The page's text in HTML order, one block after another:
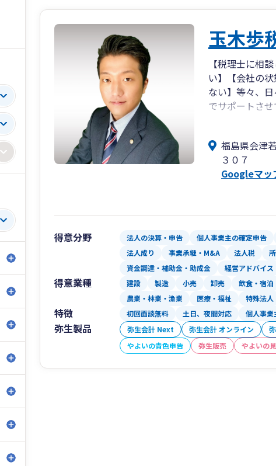
玉木歩
【税理士に相
い】【会社の
ない】等々、
でサポートさ
福島県会津
３０７
Googleマッ
得意分野 法人の決算・申告 個人事業主の確定申告
法人成り
事業承継・M&A 法人税
資金調達・補助金・助成金
経営アドバイス
得意業種 建設 製造 小売 卸売 飲食・宿泊
農業・林業・漁業
医療・福祉 特殊法人
特徴 初回面談無料 土日、夜間対応 個人事業
弥生製品 弥生会計 Next 弥生会計 オンライン
やよいの青色申告
弥生販売 やよいの